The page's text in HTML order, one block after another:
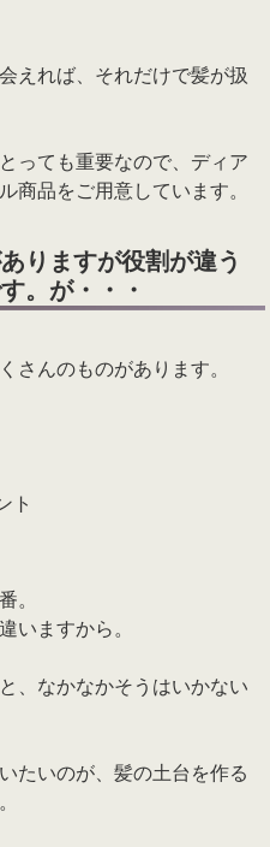
えれば、それだけで髪が扱
っても重要なので、ディア
商品をご用意しています。
。が・・・
さんのものがあります。
ト
。
いますから。
、なかなかそうはいかない
たいのが、髪の土台を作る